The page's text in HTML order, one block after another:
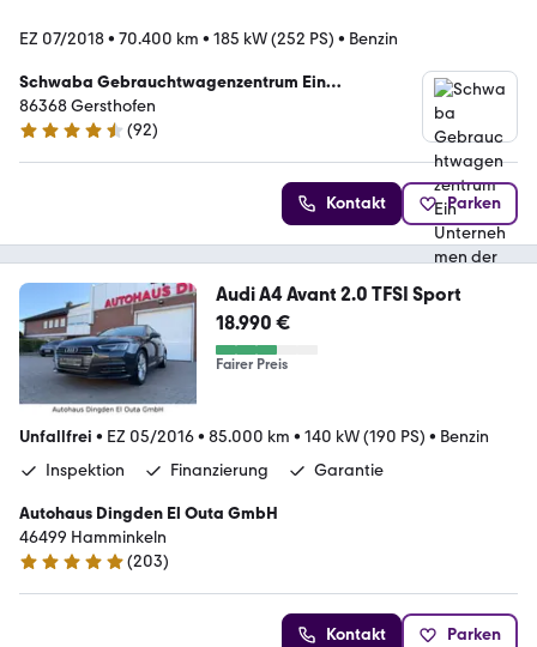
EZ 07/2018• 70.400 km • 185 kW (252 PS) • Benzin
Schwaba Gebrauchtwagenzentrum Ein
Unternehmen der Schwaba GmbH
86368 Gersthofen
4.5 Sterne
(92)
Kontakt Parken
Audi A4 Avant 2.0 TFSI Sport
18.990 €
Fairer Preis
Unfallfrei • EZ 05/2016• 85.000 km • 140 kW (190 PS) • Benzin
Inspektion
Finanzierung Garantie
Autohaus Dingden El Outa GmbH
46499 Hamminkeln
5 Sterne
(203)
Kontakt Parken